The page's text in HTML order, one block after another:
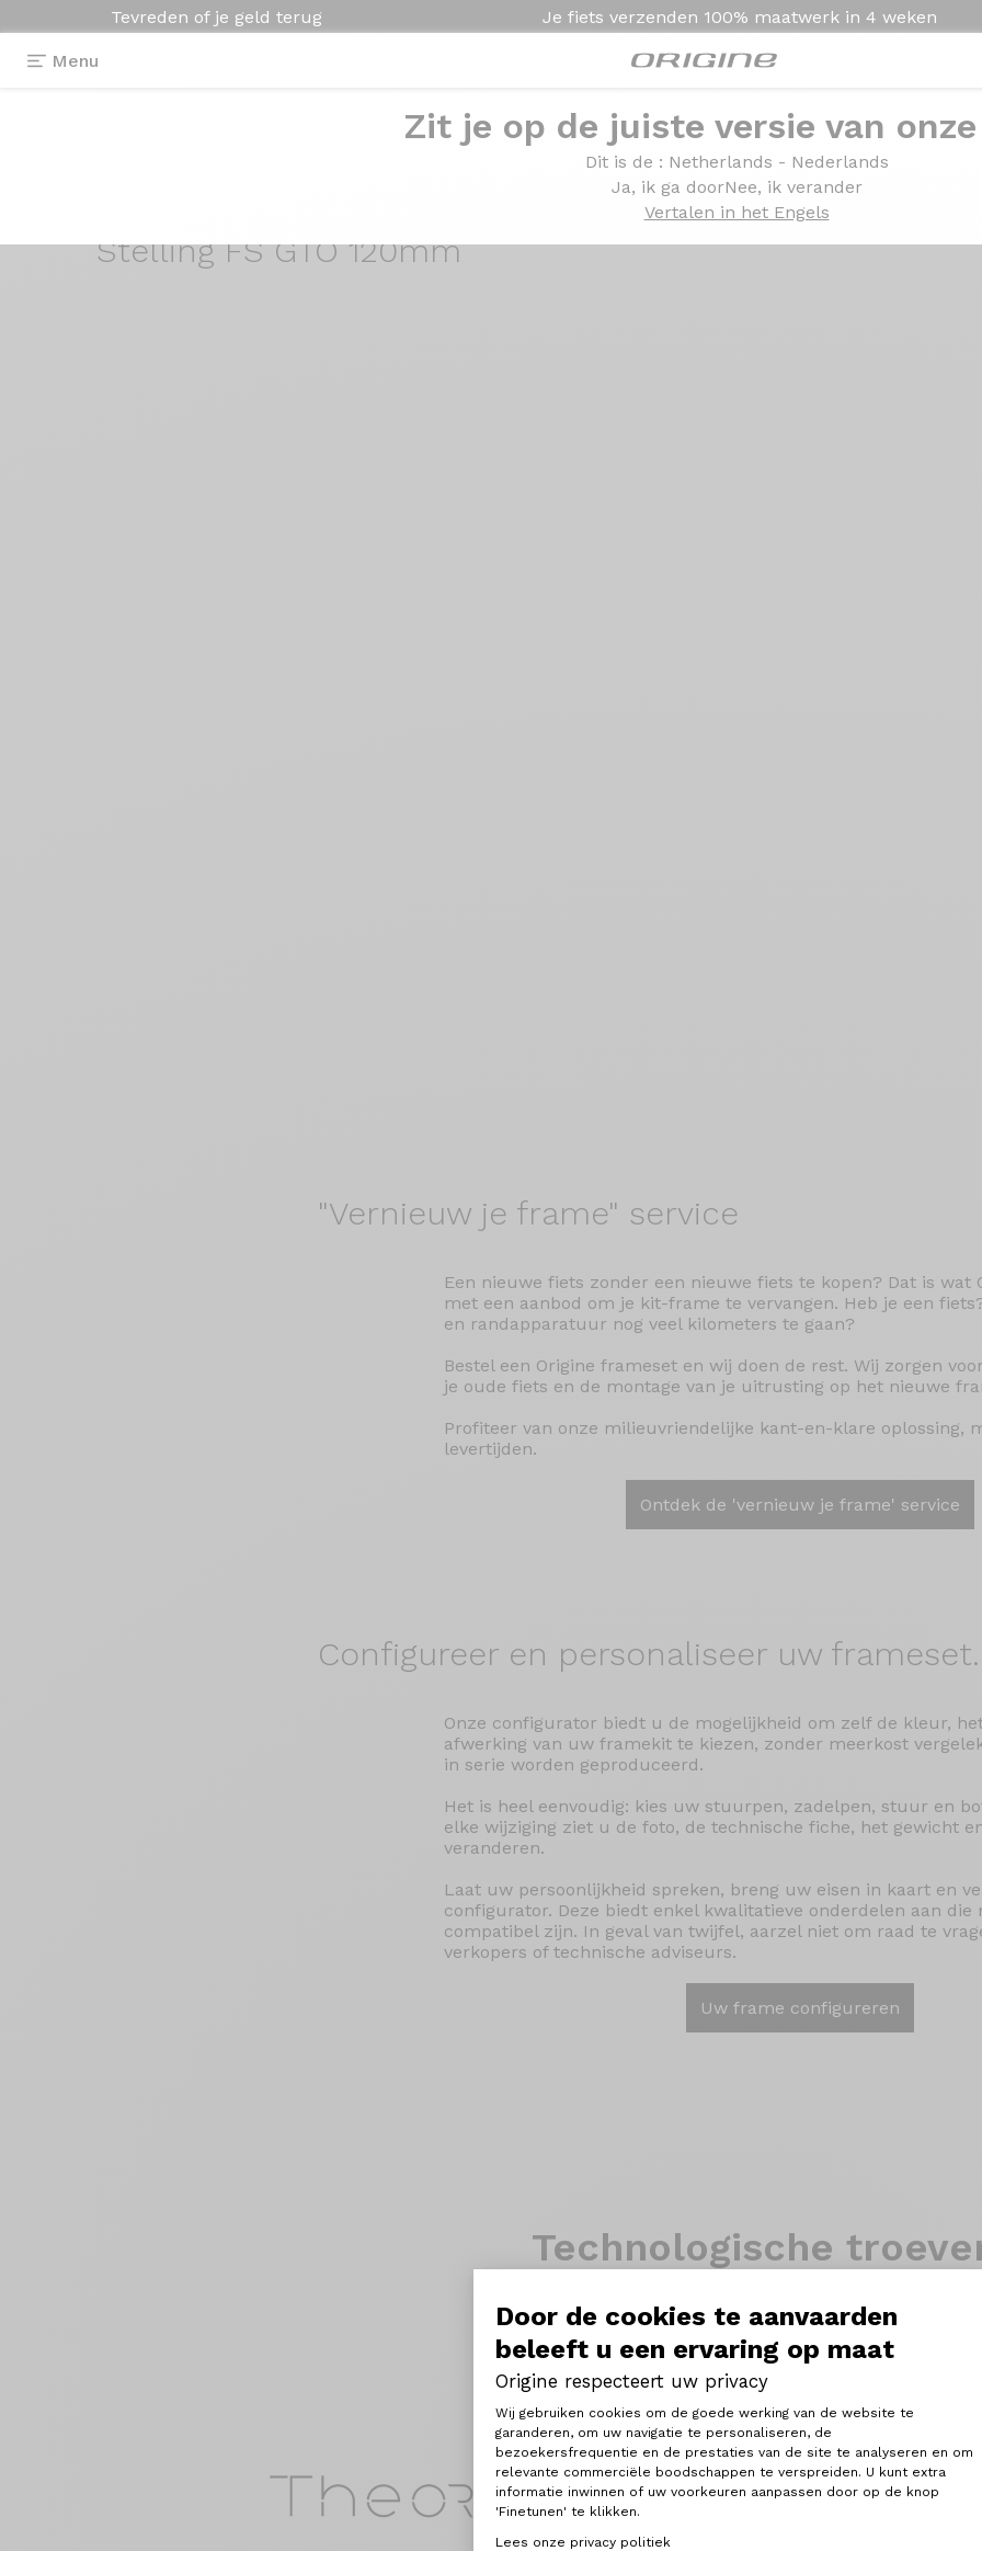
Door de cookies te aanvaarden
beleeft u een ervaring op maat
Origine respecteert uw privacy
Toestemmingsbeheerplatform:
Wij gebruiken cookies om de goede werking van de website te
garanderen, om uw navigatie te personaliseren, de
bezoekersfrequentie en de prestaties van de site te analyseren en om
relevante commerciële boodschappen te verspreiden. U kunt extra
informatie inwinnen of uw voorkeuren aanpassen door op de knop
'Finetunen' te klikken.
Lees onze privacy politiek
Axeptio consent
Tevreden of je geld terug Je fiets verzenden 100% maatwerk in 4 weken
Menu
Zit je op de juiste versie van
Dit is de : Netherlands - Nederlands
Ja, ik ga doorNee, ik verander
Vertalen in het Engels
Presentatie
Stelling FSGTO 120mm
"Vernieuw je frame" service
Een nieuwe fiets zonder een nieuwe fiets te kopen? Dat is wat
met een aanbod om je kit-frame te vervangen. Heb je een
en randapparatuur nog veel kilometers te gaan?
Bestel een Origine frameset en wij doen de rest. Wij zorgen
je oude fiets en de montage van je uitrusting op het nieuwe
Profiteer van onze milieuvriendelijke kant-en-klare oplossing,
levertijden.
Ontdek de 'vernieuw je frame' service
Configureer en personaliseer uw frameset.
Onze configurator biedt u de mogelijkheid om zelf de kleur,
afwerking van uw framekit te kiezen, zonder meerkost
in serie worden geproduceerd.
Het is heel eenvoudig: kies uw stuurpen, zadelpen, stuur en
elke wijziging ziet u de foto, de technische fiche, het gewicht
veranderen.
Laat uw persoonlijkheid spreken, breng uw eisen in kaart en
configurator. Deze biedt enkel kwalitatieve onderdelen aan die
compatibel zijn. In geval van twijfel, aarzel niet om raad te
verkopers of technische adviseurs.
Uw frame configureren
Technologische
Voor de
combinatie van
ontwikkelden we de
Explosief, speels en
maximale fun op de
je dat die pret een